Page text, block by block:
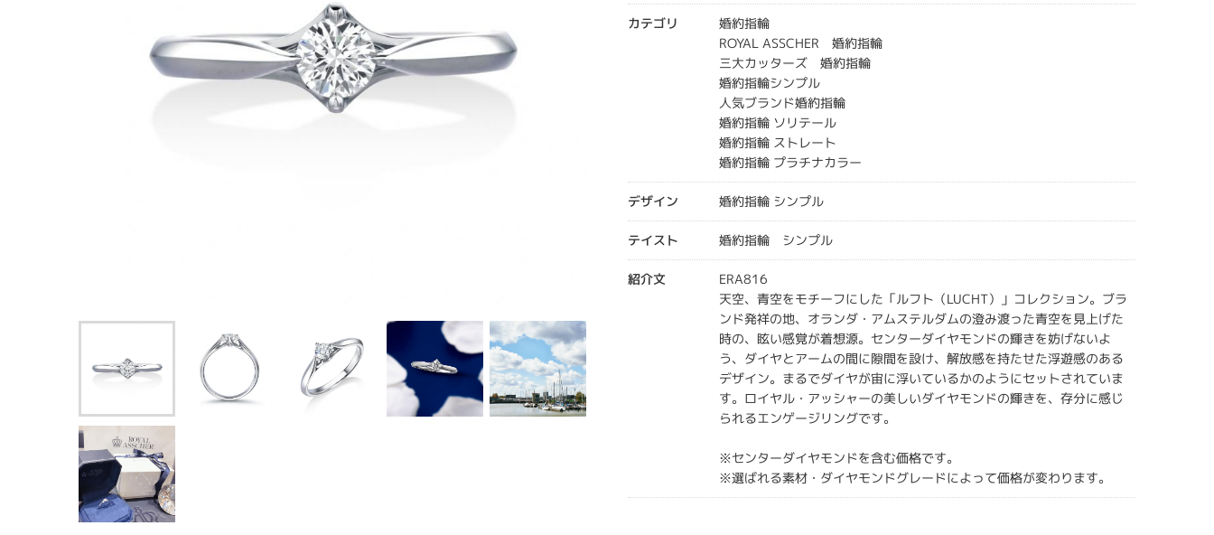
カテゴリ
婚約指輪
ROYAL ASSCHER 婚約指輪
三大カッターズ 婚約指輪
婚約指輪シンプル
人気ブランド婚約指輪
婚約指輪 ソリテール
婚約指輪 ストレート
婚約指輪 プラチナカラー
デザイン 婚約指輪 シンプル
テイスト 婚約指輪 シンプル
紹介文
ERA816
天空、青空をモチーフにした「ルフト（LUCHT）」コレクション。ブラ
ンド発祥の地、オランダ・アムステルダムの澄み渡った青空を見上げた
時の、眩い感覚が着想源。センターダイヤモンドの輝きを妨げないよ
う、ダイヤとアームの間に隙間を設け、解放感を持たせた浮遊感のある
デザイン。まるでダイヤが宙に浮いているかのようにセットされていま
す。ロイヤル・アッシャーの美しいダイヤモンドの輝きを、存分に感じ
られるエンゲージリングです。
※センターダイヤモンドを含む価格です。
※選ばれる素材・ダイヤモンドグレードによって価格が変わります。